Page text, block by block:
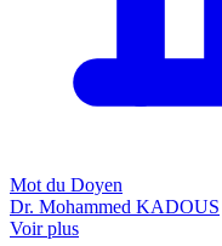
Mot du Doyen
Dr. Mohammed KADOUS
Voir plus